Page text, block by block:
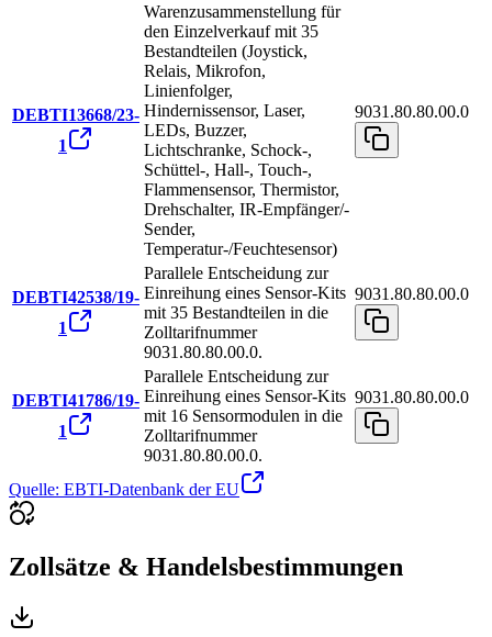
DEBTI13668/23-
1
Warenzusammenstellung für
den Einzelverkauf mit 35
Bestandteilen (Joystick,
Relais, Mikrofon,
Linienfolger,
Hindernissensor, Laser,
LEDs, Buzzer,
Lichtschranke, Schock-,
Schüttel-, Hall-, Touch-,
Flammensensor, Thermistor,
Drehschalter, IR-Empfänger/-
Sender,
Temperatur-/Feuchtesensor)
9031.80.80.00.0
DEBTI42538/19-
1
Parallele Entscheidung zur
Einreihung eines Sensor-Kits
mit 35 Bestandteilen in die
Zolltarifnummer
9031.80.80.00.0.
9031.80.80.00.0
DEBTI41786/19-
1
Parallele Entscheidung zur
Einreihung eines Sensor-Kits
mit 16 Sensormodulen in die
Zolltarifnummer
9031.80.80.00.0.
9031.80.80.00.0
Quelle: EBTI-Datenbank der EU
Zollsätze & Handelsbestimmungen